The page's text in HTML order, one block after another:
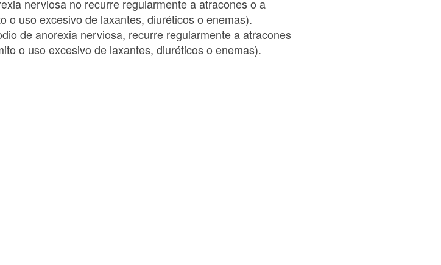
nerviosa no recurre regularmente a atracones o a
o uso excesivo de laxantes, diuréticos o enemas).
de anorexia nerviosa, recurre regularmente a atracones
o uso excesivo de laxantes, diuréticos o enemas).